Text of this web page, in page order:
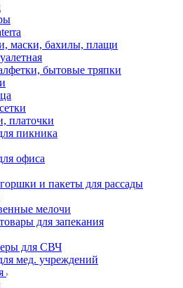
маски, бахилы, плащи
бытовые тряпки
платочки
пикника
офиса
и пакеты для рассады
мелочи
для запекания
для СВЧ
мед. учреждений